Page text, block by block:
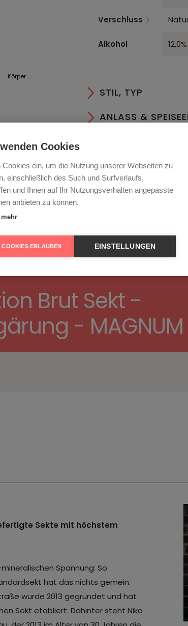
Körper
Verschluss
Alkohol 12,0%
STIL, TYP
ANLASS &
LAGER & SERVIEREN
ESSEN
Brut Sekt -
- MAGNUM
Sekte mit höchstem
Spannung: So
hat das nichts gemein.
wurde 2013 gegründet und hat
Sekt etabliert. Dahinter steht Niko
Cookies
Cookies ein, um die Nutzung unserer Webseiten zu
einschließlich des Such und Surfverlaufs,
und Ihnen auf Ihr Nutzungsverhalten angepasste
anbieten zu können.
mehr
ERLAUBEN EINSTELLUNGEN